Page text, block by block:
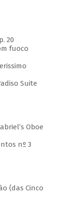
20
fuoco
Suite
Oboe
nº 3
(das Cinco